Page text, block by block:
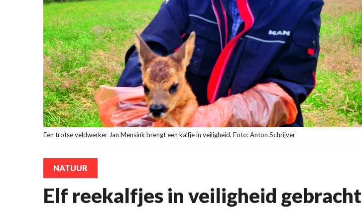
Een trotse veldwerker Jan Mensink brengt een kalfje in veiligheid. Foto: Anton Schrijver
NATUUR
Elf reekalfjes in veiligheid gebracht